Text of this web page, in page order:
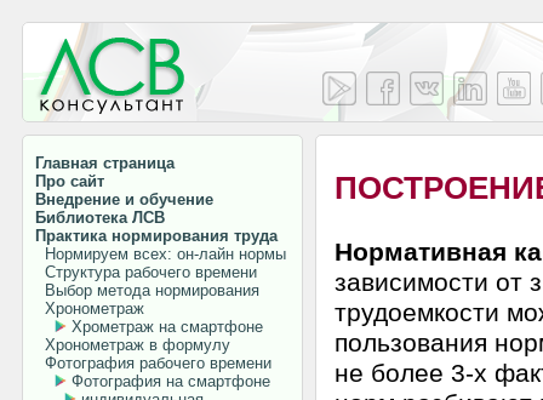
Главная страница
Про сайт
Внедрение и обучение
Библиотека ЛСВ
Практика нормирования труда
Нормируем всех: он-лайн нормы
Структура рабочего времени
Выбор метода нормирования
Хронометраж
Хрометраж на смартфоне
Хронометраж в формулу
Фотография рабочего времени
Фотография на смартфоне
Нормативная
зависимости от
трудоемкости
пользования
не более 3-х